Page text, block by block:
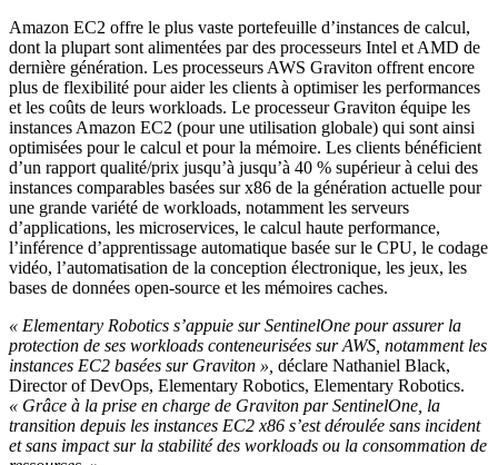
Amazon EC2 offre le plus vaste portefeuille d’instances de calcul,
dont la plupart sont alimentées par des processeurs Intel et AMD de
dernière génération. Les processeurs AWS Graviton offrent encore
plus de flexibilité pour aider les clients à optimiser les performances
et les coûts de leurs workloads. Le processeur Graviton équipe les
instances Amazon EC2 (pour une utilisation globale) qui sont ainsi
optimisées pour le calcul et pour la mémoire. Les clients bénéficient
d’un rapport qualité/prix jusqu’à jusqu’à 40 % supérieur à celui des
instances comparables basées sur x86 de la génération actuelle pour
une grande variété de workloads, notamment les serveurs
d’applications, les microservices, le calcul haute performance,
l’inférence d’apprentissage automatique basée sur le CPU, le codage
vidéo, l’automatisation de la conception électronique, les jeux, les
bases de données open-source et les mémoires caches.
« Elementary Robotics s’appuie sur SentinelOne pour assurer la
protection de ses workloads conteneurisées sur AWS, notamment les
instances EC2 basées sur Graviton », déclare Nathaniel Black,
Director of DevOps, Elementary Robotics, Elementary Robotics.
« Grâce à la prise en charge de Graviton par SentinelOne, la
transition depuis les instances EC2 x86 s’est déroulée sans incident
et sans impact sur la stabilité des workloads ou la consommation de